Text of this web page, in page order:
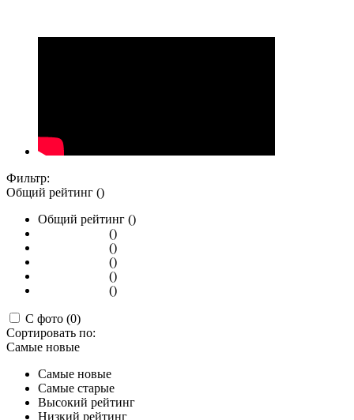
Фильтр:
Общий рейтинг ()
Общий рейтинг ()
()
()
()
()
()
С фото (0)
Сортировать по:
Самые новые
Самые новые
Самые старые
Высокий рейтинг
Низкий рейтинг